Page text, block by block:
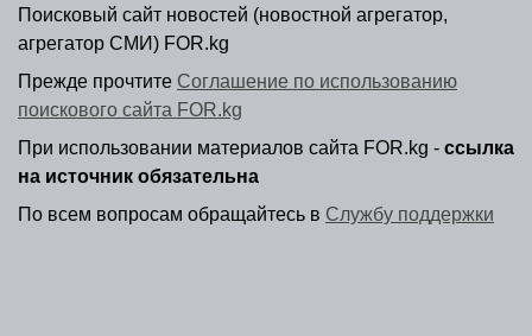
Поисковый сайт новостей (новостной агрегатор,
агрегатор СМИ) FOR.kg
Прежде прочтите Соглашение по использованию
поискового сайта FOR.kg
При использовании материалов сайта FOR.kg - ссылка
на источник обязательна
По всем вопросам обращайтесь в Службу поддержки